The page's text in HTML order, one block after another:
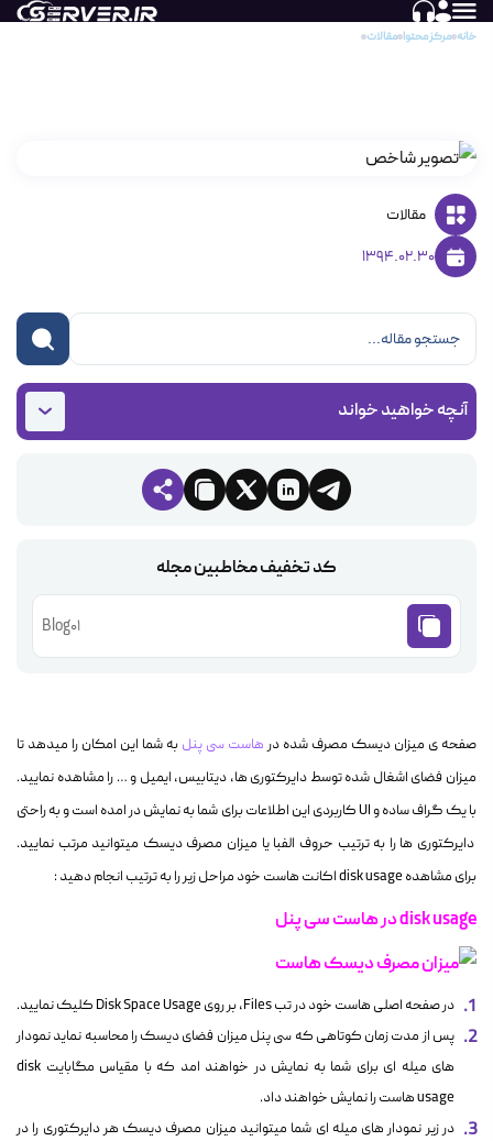
خانه مرکز محتوا مقالات
مقالات
1394.02.30
آنچه خواهید خواند
کد تخفیف مخاطبین مجله
Blog01
صفحه ی میزان دیسک مصرف شده درهاست سی پنل به شما این امکان را میدهد تا
میزان فضای اشغال شده توسط دایرکتوری ها، دیتابیس، ایمیل و … را مشاهده نمایید.
با یک گراف ساده و UI کاربردی این اطلاعات برای شما به نمایش در امده است و به راحتی
دایرکتوری ها را به ترتیب حروف الفبا یا میزان مصرف دیسک میتوانید مرتب نمایید.
برای مشاهده disk usage اکانت هاست خود مراحل زیر را به ترتیب انجام دهید :
disk usage در هاست سی پنل
در صفحه اصلی هاست خود در تب Files، بر روی Disk Space Usage کلیک نمایید.
پس از مدت زمان کوتاهی که سی پنل میزان فضای دیسک را محاسبه نماید نمودار
های میله ای برای شما به نمایش در خواهند امد که با مقیاس مگابایت disk
usage هاست را نمایش خواهند داد.
در زیر نمودار های میله ای شما میتوانید میزان مصرف دیسک هر دایرکتوری را در